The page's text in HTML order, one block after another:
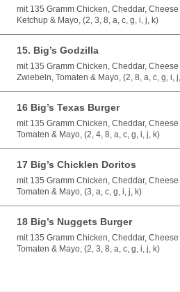
mit 135 Gramm Chicken, Cheddar,
Ketchup & Mayo, (2, 3, 8, a, c, g, i, j, k)
15. Big’s Godzilla
mit 135 Gramm Chicken, Cheddar,
Zwiebeln, Tomaten & Mayo, (2, 8, a, c, g, i,
16 Big’s Texas Burger
mit 135 Gramm Chicken, Cheddar,
Tomaten & Mayo, (2, 4, 8, a, c, g, i, j, k)
17 Big’s Chicklen Doritos
mit 135 Gramm Chicken, Cheddar,
Tomaten & Mayo, (3, a, c, g, i, j, k)
18 Big’s Nuggets Burger
mit 135 Gramm Chicken, Cheddar,
Tomaten & Mayo, (2, 3, 8, a, c, g, i, j, k)